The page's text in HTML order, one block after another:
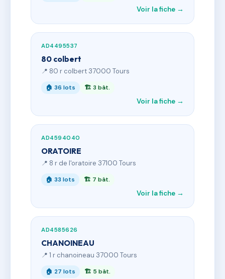
Voir la fiche →
AD4495537
80 colbert
📍 80 r colbert 37000 Tours
🏠 36 lots 🏗 3 bât.
Voir la fiche →
AD4594040
ORATOIRE
📍 8 r de l'oratoire 37100 Tours
🏠 33 lots 🏗 7 bât.
Voir la fiche →
AD4585626
CHANOINEAU
📍 1 r chanoineau 37000 Tours
🏠 27 lots 🏗 5 bât.